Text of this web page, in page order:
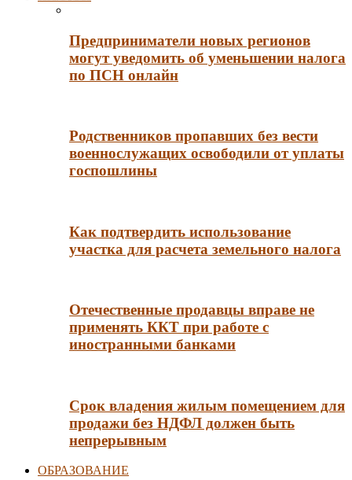
Предприниматели новых регионов
могут уведомить об уменьшении налога
по ПСН онлайн
Родственников пропавших без вести
военнослужащих освободили от уплаты
госпошлины
Как подтвердить использование
участка для расчета земельного налога
Отечественные продавцы вправе не
применять ККТ при работе с
иностранными банками
Срок владения жилым помещением для
продажи без НДФЛ должен быть
непрерывным
ОБРАЗОВАНИЕ